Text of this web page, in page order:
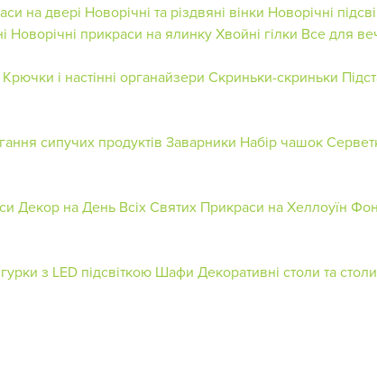
на двері Новорічні та різдвяні вінки Новорічні
Новорічні прикраси на ялинкуХвойні гілки Все для
Крючки і настінні органайзери Скриньки-скриньки
сипучих продуктів Заварники Набір чашок
Декор на День Всіх Святих Прикраси на Хеллоуїн
з LED підсвіткою Шафи Декоративні столи та